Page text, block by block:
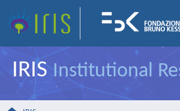
IRISInstitutional